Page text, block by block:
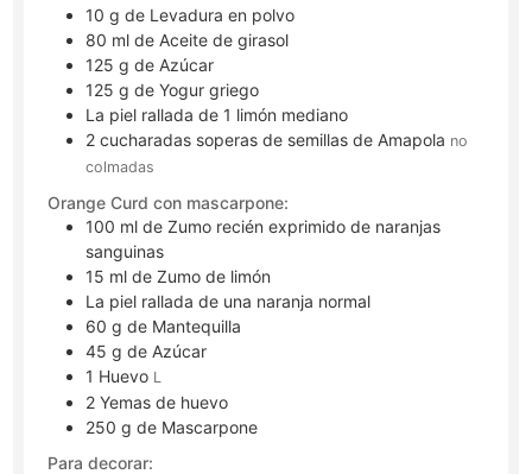
10 g de Levadura en polvo
80 ml de Aceite de girasol
125 g de Azúcar
125 g de Yogur griego
La piel rallada de 1 limón mediano
2 cucharadas soperas de semillas de Amapola no
colmadas
Orange Curd con mascarpone:
100 ml de Zumo recién exprimido de naranjas
sanguinas
15 ml de Zumo de limón
La piel rallada de una naranja normal
60 g de Mantequilla
45 g de Azúcar
1 Huevo L
2 Yemas de huevo
250 g de Mascarpone
Para decorar: